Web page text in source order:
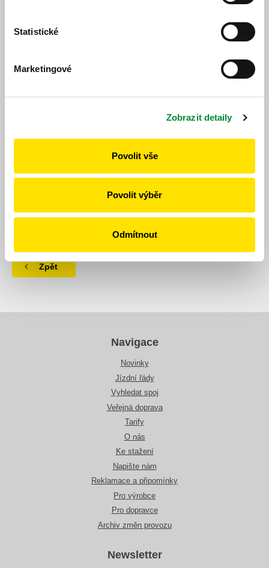
Statistické
Marketingové
Zobrazit detaily
Povolit vše
Povolit výběr
Odmítnout
https://www.idpk.cz/jizdni-rady-a-spoje/zmeny-provozu/?
change=9121&line=277
Publikováno dne: 13. 10. 2025
Zpět
Navigace
Novinky
Jízdní řády
Vyhledat spoj
Veřejná doprava
Tarify
O nás
Ke stažení
Napište nám
Reklamace a připomínky
Pro výrobce
Pro dopravce
Archiv změn provozu
Newsletter